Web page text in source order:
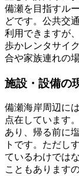
備瀬を目指すル
どです。公共交
利用できますが
歩かレンタサイ
合や家族連れの
施設・設備の
備瀬海岸周辺に
点在しています
あり、帰る前に
トです。ただし
ているわけでは
こともあります